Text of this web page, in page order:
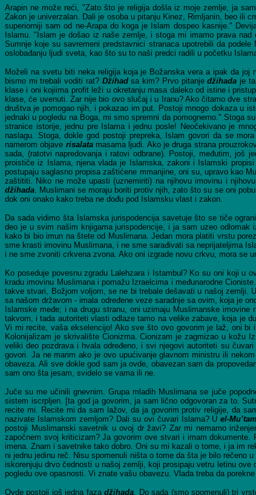
Arapin ne može reći, "Zato što je religija došla iz moje zemlje, ja
Zakon je univerzalan. Dali je osoba u pitanju Kinez, Rimljanin, beo ili
superiorniji sam od ne-Arapa do koga je Islam dospeo kasnije."
Islamu. "Islam je došao iz naše zemlje, i stoga mi imamo prava
Sumnje koje su savremeni predstavnici stranaca upotrebili da
oslobađanju ljudi sveta, kao što su to naši predci radili u početku
Moželi na svetu biti neka religija koja je Božanska vera a ipak da joj
bismo mi trebali voditi rat? Džihadsa kim? Prvo pitanjedžihada je
klase i oni kojiima profit leži u okretanju masa daleko od istine i
klase, će uvenuti. Zar nije bio ovo slučaj i u Iranu? Ako čitamo dve
društva je pomogao njih, i pokazao im put. Postoji mnogo dokaza u
jednaki u pogledu na Boga, mi smo spremni da pomognemo." Stoga
stranice istorije, jednu pre Islama i jednu posle! Neočekivano je
naslagu. Stoga, dokle god postoji prepreka, Islam govori da se
namerom objave risalatamasama ljudi. Ako je druga strana
sada, (ratotvi napredovanja i ratovi odbrane). Postoji, međutim, još
proističe iz Islama, njena vlada je Islamska, zakoni i Islamski
postupaju saglasno propisa zaštićene mmanjine, oni su, upravo kao
zaštititi. Niko ne može upasti (uznemiriti) na njihovu imovinu i
džihada . Muslimani se moraju boriti protiv njih, zato što su se oni
dok oni onako kako treba ne dođu pod Islamsku vlast i zakon.
Da sada vidimo šta Islamska jurispodencija savetuje što se tiče
deo je u svim našim knjigama jurispodencije, i ja sam uzeo odlomak
kako bi bio imun na štete od Muslimana. Jedan mora platiti vrstu
sme krasti imovinu Muslimana, i ne sme sarađivati sa neprijateljima
i ne sme zvoniti crkvena zvona. Ako oni izgrade novu crkvu, mora se
Ko poseduje povesnu zgradu Lalehzara i Istambul? Ko su oni koji u
kradu imovinu Muslimana i pomažu Izraelcima i međunarodne
takve stvari, Božjom voljom, se ne bi trebale dešavati u našoj zemlji.
sa našom državom - imala određene veze saradnje sa ovim, koja je
Islamske međe; i na drugu stranu, oni uzimaju Muslimanske
takvom, i tada autoriteti vlasti odlaze tamo na velike zabave, koja je
Vi mi recite, vaša ekselencijo! Ako sve što ovo govorim je laž, oni bi
Kolonijalizam je skrivalište Cionizma. Cionizam je zagmizao u kožu
veliki deo pozdrava i hvala određeno, i svi njegovi autoriteti su
govori. Ja ne marim ako je ovo upućivanje glavnom ministru ili
obaveza. Ali sve dokle god sam ja ovde, obavezan sam da
sam ono šta jesam, svidelo se vama ili ne.
Juče su me učinili gnevnim. Grupa mladih Muslimana se juče
sistem iscrpljen. [ta god ja govorim, ja sam lično odgovoran za to.
recite mi. Recite mi da sam lažov, da ja govorim protiv religije, da
nazivate Islamskom zemljom? Dali su ovi čuvari Islama? Uel-Mu
postoji Muslimanski savetnik u ovoj dr žavi? Zar mi nemamo
započnem svoj kriticizam? Ja govorim ove stvari i imam
imena. Znam i savetnike tako dobro. Oni su mi kazali o tome, i ja im
ni jednu jedinu reč. Nisu spomenuli ništa o tome da šta je bilo rečeno
iskorenjuju drvo čednosti u našoj zemlji, koji prosipaju vetru letinu
pogledu ove opasnosti. Vi znate vašu obavezu. Vlada treba da
Ovde postoji još jedna fazadžihada . Do sada (smo spomenuli) tri